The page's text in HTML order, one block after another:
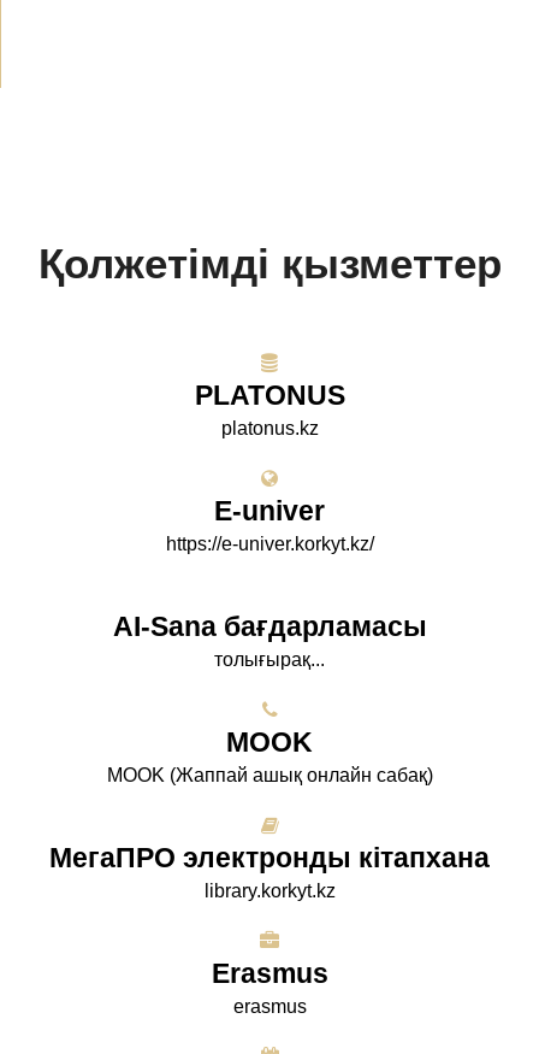
Қолжетімді қызметтер
PLATONUS
platonus.kz
E-univer
https://e-univer.korkyt.kz/
AI-Sana бағдарламасы
толығырақ...
МООK
МООK (Жаппай ашық онлайн сабақ)
МегаПРО электронды кітапхана
library.korkyt.kz
Erasmus
erasmus